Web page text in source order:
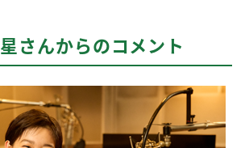
さんからのコメント